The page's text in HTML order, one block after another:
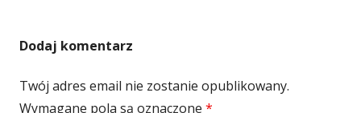
Dodaj komentarz
Twój adres email nie zostanie opublikowany.
Wymagane pola są oznaczone *